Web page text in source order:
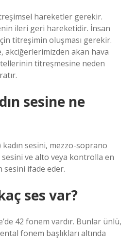
hareketler gerekir.
ileri geri hareketidir. İnsan
titreşimin oluşması gerekir.
akciğerlerimizden akan hava
tellerinin titreşmesine neden
sesine ne
sesini, mezzo-soprano
ve alto veya kontrolla en
sesini ifade eder.
ses var?
42 fonem vardır. Bunlar ünlü,
fonem başlıkları altında